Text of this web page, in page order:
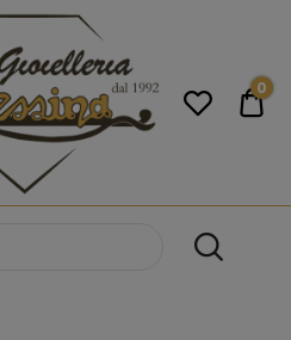
online i migliori
0